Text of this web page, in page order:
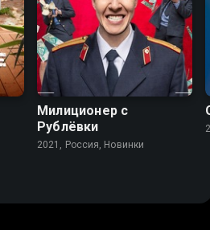
5.5
Милиционер с
Рублёвки
2021, Россия, Новинки